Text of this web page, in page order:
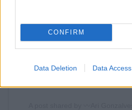
CONFIRM
Data Deletion Data Access